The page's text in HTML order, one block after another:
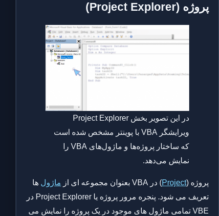
پروژه (Project Explorer)
در این تصویر بخش Project Explorer
ویرایشگر VBA با پوینتر مشخص شده است
که ساختار پروژه‌ها و ماژول‌های VBA را
نمایش می‌دهد.
پروژه (Project) در VBA بعنوان مجموعه ای از ماژول ها
تعریف می شود. پنجره مرور پروژه یا Project Explorer در
VBE تمامی ماژول های موجود در یک پروژه را نمایش می